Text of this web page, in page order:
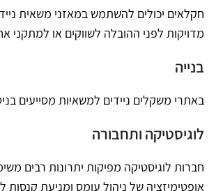
חקלאים יכולים להשתמש במאזני משאית
מדויקות לפני ההובלה לשווקים או למתקני
בנייה
באתרי משקלים ניידים למשאיות מסייעים
לוגיסטיקה ותחבורה
חברות לוגיסטיקה מפיקות יתרונות רבים
אופטימיזציה של ניהול עומס ומניעת